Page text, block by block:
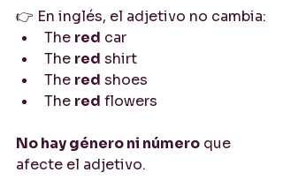
👉 En inglés, el adjetivo no cambia:
The red car
The red shirt
The red shoes
The red flowers
No hay género ni número que
afecte el adjetivo.